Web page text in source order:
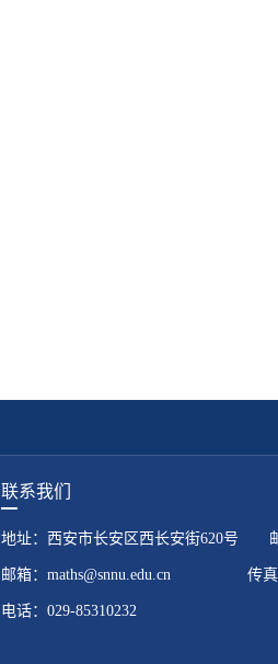
联系我们
地址：西安市长安区西长安街620号
邮箱：maths@snnu.edu.cn 传真：
电话：029-85310232